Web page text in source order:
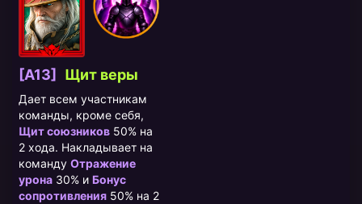
[A13] Щит веры
Дает всем участникам
команды, кроме себя,
Щит союзников 50% на
2 хода. Накладывает на
команду Отражение
урона 30% и Бонус
сопротивления 50% на 2